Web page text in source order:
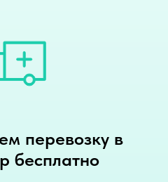
перевозку в
бесплатно